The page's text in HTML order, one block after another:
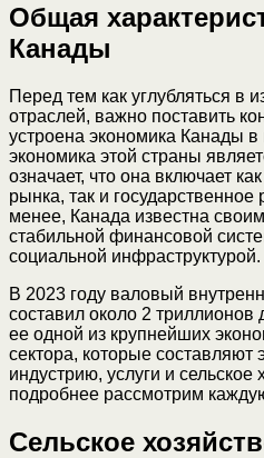
Общая
Канады
Перед тем как углубляться в
отраслей, важно поставить
устроена экономика Канады
экономика этой страны
означает, что она включает
рынка, так и
менее, Канада известна
стабильной финансовой
социальной инфраструктурой.
В 2023 году валовый
составил около 2
ее одной из крупнейших
сектора, которые составляют
индустрию, услуги и сельское
подробнее рассмотрим
Сельское